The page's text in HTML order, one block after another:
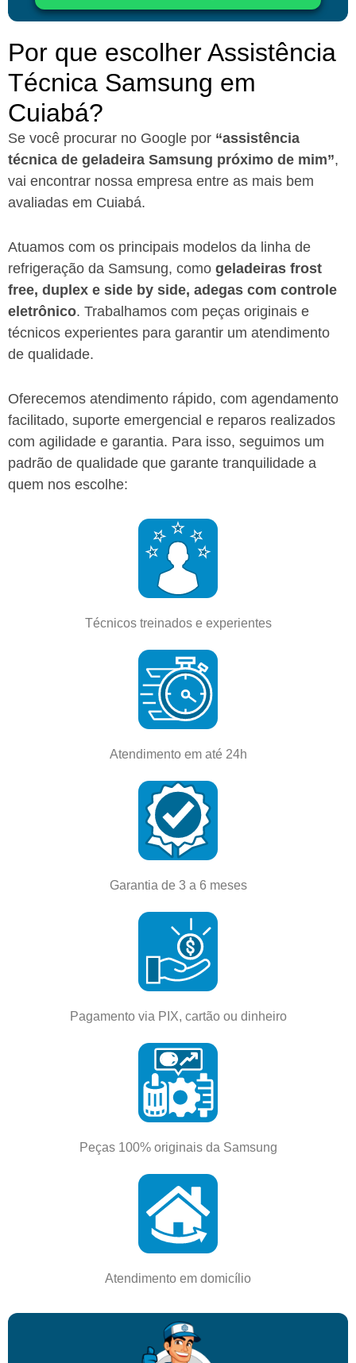
Por que escolher Assistência
Técnica Samsung em
Cuiabá?
Se você procurar no Google por “assistência
técnica de geladeira Samsung próximo de mim”,
vai encontrar nossa empresa entre as mais bem
avaliadas em Cuiabá.
Atuamos com os principais modelos da linha de
refrigeração da Samsung, como geladeiras frost
free, duplex e side by side, adegas com controle
eletrônico. Trabalhamos com peças originais e
técnicos experientes para garantir um atendimento
de qualidade.
Oferecemos atendimento rápido, com agendamento
facilitado, suporte emergencial e reparos realizados
com agilidade e garantia. Para isso, seguimos um
padrão de qualidade que garante tranquilidade a
quem nos escolhe:
Técnicos treinados e experientes
Atendimento em até 24h
Garantia de 3 a 6 meses
Pagamento via PIX, cartão ou dinheiro
Peças 100% originais da Samsung
Atendimento em domicílio